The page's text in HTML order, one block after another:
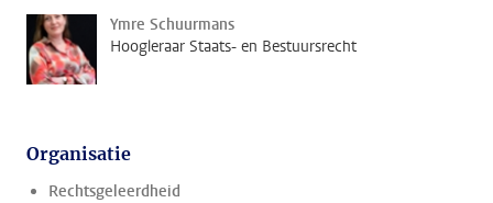
Ymre Schuurmans
Hoogleraar Staats- en Bestuursrecht
Organisatie
Rechtsgeleerdheid